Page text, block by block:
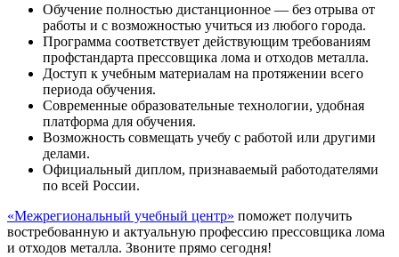
8
Оборудование и технология
выполнения работ по профессии
24
9
Автоматизация производства на
основе электронной
вычислительной техники
10
10
Оборудование и технология
выполнения работ по профессии
12
Обучение полностью дистанционное — без отрыва от
работы и с возможностью учиться из любого города.
Программа соответствует действующим требованиям
профстандарта прессовщика лома и отходов металла.
Доступ к учебным материалам на протяжении всего
периода обучения.
Современные образовательные технологии, удобная
платформа для обучения.
Возможность совмещать учебу с работой или другими
делами.
Официальный диплом, признаваемый работодателями
по всей России.
«Межрегиональный учебный центр» поможет получить
востребованную и актуальную профессию прессовщика лома
и отходов металла. Звоните прямо сегодня!